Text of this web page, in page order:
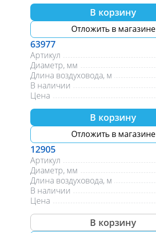
В корзину
Отложить в магазине
63977
Артикул
Диаметр, мм
Длина воздуховода, м
В наличии
Цена
В корзину
Отложить в магазине
12905
Артикул
Диаметр, мм
Длина воздуховода, м
В наличии
Цена
В корзину